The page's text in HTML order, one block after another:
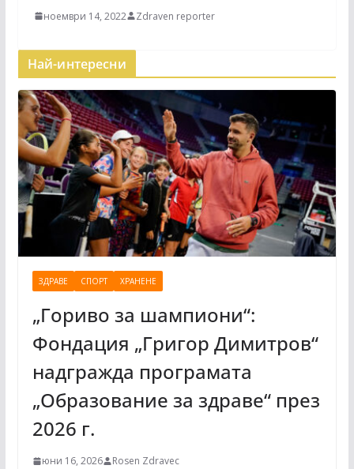
ноември 14, 2022 Zdraven reporter
Най-интересни
ЗДРАВЕ СПОРТ ХРАНЕНЕ
„Гориво за шампиони“:
Фондация „Григор Димитров“
надгражда програмата
„Образование за здраве“ през
2026 г.
юни 16, 2026 Rosen Zdravec